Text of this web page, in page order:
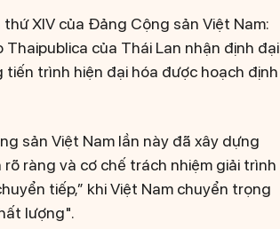
XIV của Đảng Cộng sản Việt Nam:
của Thái Lan nhận định đại
trình hiện đại hóa được hoạch định
sản Việt Nam lần này đã xây dựng
ràng và cơ chế trách nhiệm giải trình
tiếp,” khi Việt Nam chuyển trọng
lượng".